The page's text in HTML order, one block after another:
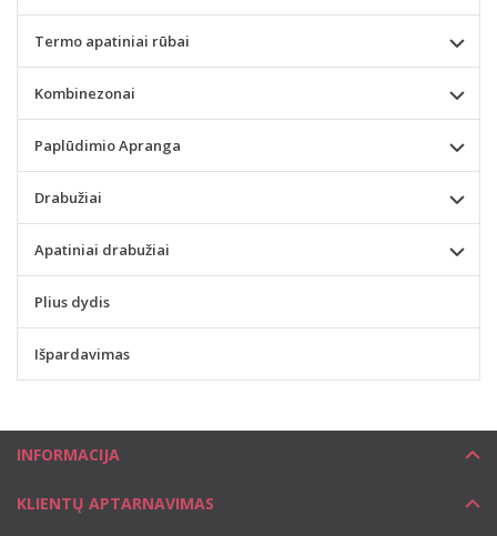
Termo apatiniai rūbai
Kombinezonai
Paplūdimio Apranga
Drabužiai
Apatiniai drabužiai
Plius dydis
Išpardavimas
INFORMACIJA
KLIENTŲ APTARNAVIMAS